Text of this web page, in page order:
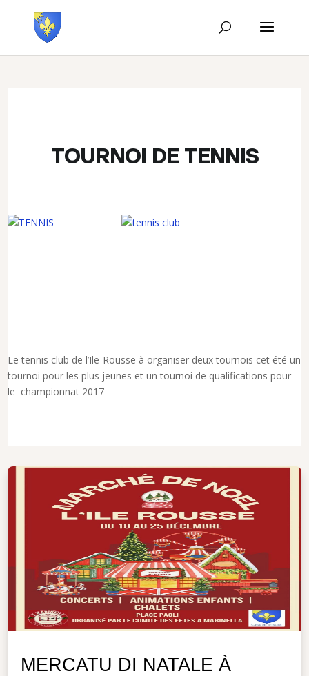
TOURNOI DE TENNIS
Le tennis club de l’Ile-Rousse à organiser deux tournois cet été un
tournoi pour les plus jeunes et un tournoi de qualifications pour
le championnat 2017
MERCATU DI NATALE À